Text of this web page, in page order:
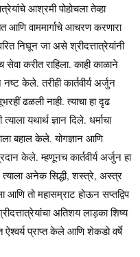
आश्रमी पोहोचला तेव्हा
आणि वाममार्गाचे आचरण करणारा
निघून जा असे श्रीदत्तात्रेयांनी
करीत राहिला. काही काळाने
केले. तरीही कार्तवीर्य अर्जुन
ढळली नाही. त्याचा हा दृढ
यथार्थ ज्ञान दिले. धर्माचा
बहाल केले. योगज्ञान आणि
केले. म्हणूनच कार्तवीर्य अर्जुन हा
त्याला अनेक सिद्धी, शस्त्रे, अस्त्र
आणि तो महासम्राट होऊन सप्तद्विप
अतिशय लाड़का शिष्य
ऐश्वर्य प्राप्त केले आणि शेकडो वर्षे